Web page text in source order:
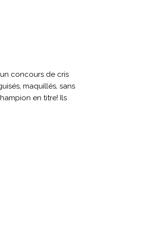
concours de cris
maquillés, sans
en titre! Ils